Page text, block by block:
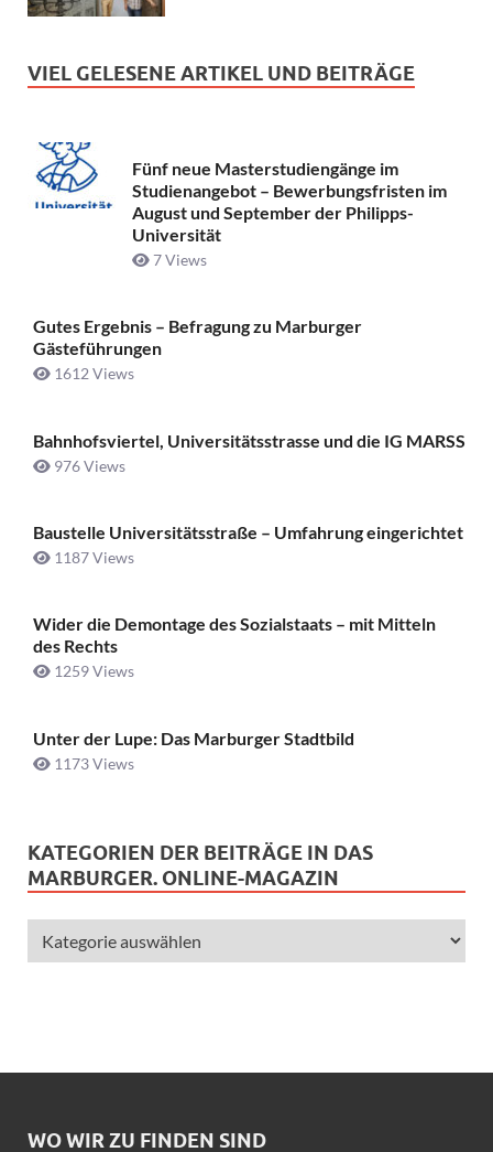
VIEL GELESENE ARTIKEL UND BEITRÄGE
Fünf neue Masterstudiengänge im
Studienangebot – Bewerbungsfristen im
August und September der Philipps-
Universität
7 Views
Gutes Ergebnis – Befragung zu Marburger
Gästeführungen
1612 Views
Bahnhofsviertel, Universitätsstrasse und die IG MARSS
976 Views
Baustelle Universitätsstraße ­– Umfahrung eingerichtet
1187 Views
Wider die Demontage des Sozialstaats – mit Mitteln
des Rechts
1259 Views
Unter der Lupe: Das Marburger Stadtbild
1173 Views
KATEGORIEN DER BEITRÄGE IN DAS
MARBURGER. ONLINE-MAGAZIN
WO WIR ZU FINDEN SIND